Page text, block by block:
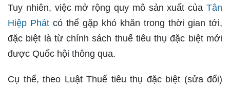
Tuy nhiên, việc mở rộng quy mô sản xuất của Tân
Hiệp Phát có thể gặp khó khăn trong thời gian tới,
đặc biệt là từ chính sách thuế tiêu thụ đặc biệt mới
được Quốc hội thông qua.
Cụ thể, theo Luật Thuế tiêu thụ đặc biệt (sửa đổi)